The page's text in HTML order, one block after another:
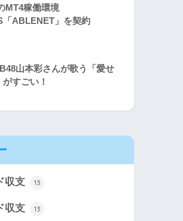
MT4稼働環境
「ABLENET」を契約
山本彩さんが歌う「愛せ
がすごい！
収支 13
収支 13